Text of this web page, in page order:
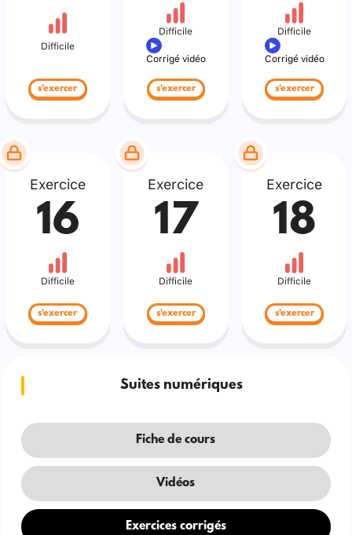
Difficile
s'exercer
Difficile
Corrigé vidéo
s'exercer
Difficile
Corrigé vidéo
s'exercer
Exercice
16
Difficile
s'exercer
Exercice
17
Difficile
s'exercer
Exercice
18
Difficile
s'exercer
Suites numériques
Fiche de cours
Vidéos
Exercices corrigés